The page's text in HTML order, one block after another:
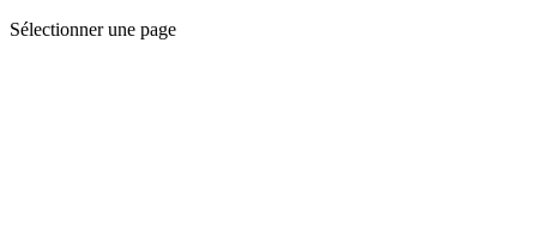
Sélectionner une page